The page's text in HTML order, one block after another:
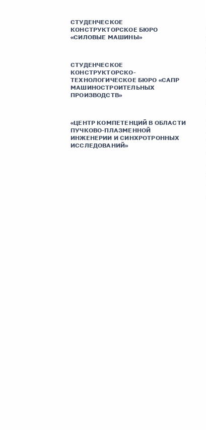
СТУДЕНЧЕСКОЕ
КОНСТРУКТОРСКОЕ БЮРО
«СИЛОВЫЕ МАШИНЫ»
СТУДЕНЧЕСКОЕ
КОНСТРУКТОРСКО-
ТЕХНОЛОГИЧЕСКОЕ БЮРО «САПР
МАШИНОСТРОИТЕЛЬНЫХ
ПРОИЗВОДСТВ»
«ЦЕНТР КОМПЕТЕНЦИЙ В ОБЛАСТИ
ПУЧКОВО-ПЛАЗМЕННОЙ
ИНЖЕНЕРИИ И СИНХРОТРОННЫХ
ИССЛЕДОВАНИЙ»